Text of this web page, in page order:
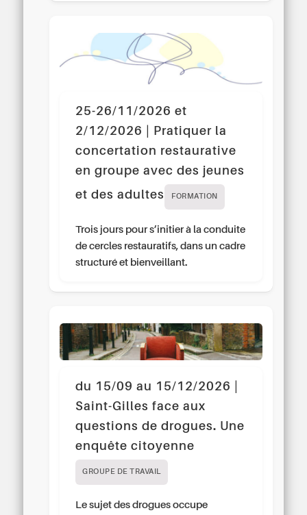
25-26/11/2026 et
2/12/2026 | Pratiquer la
concertation restaurative
en groupe avec des jeunes
et des adultes
FORMATION
Trois jours pour s’initier à la conduite
de cercles restauratifs, dans un cadre
structuré et bienveillant.
du 15/09 au 15/12/2026 |
Saint-Gilles face aux
questions de drogues. Une
enquête citoyenne
GROUPE DE TRAVAIL
Le sujet des drogues occupe